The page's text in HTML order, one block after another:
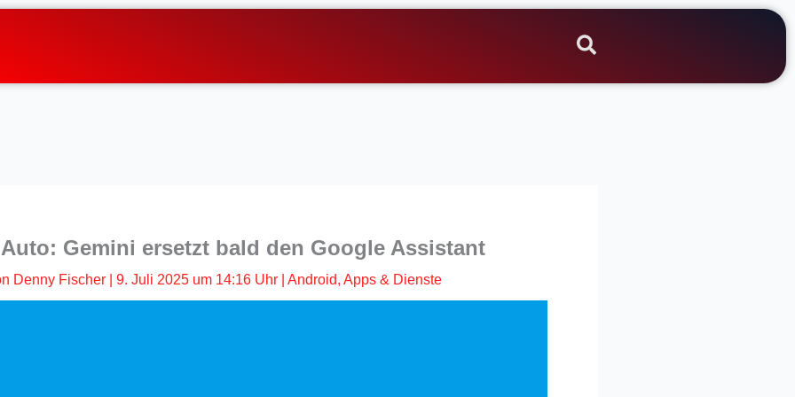
Gemini ersetzt bald den Google Assistant
Denny Fischer 9. Juli 2025 um 14:16 Uhr Android, Apps & Dienste